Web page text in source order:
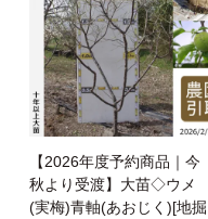
【2026年度予約商品｜今
秋より受渡】大苗◇ウメ
(実梅)青軸(あおじく)[地掘